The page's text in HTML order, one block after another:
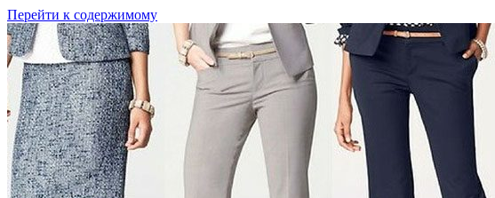
Перейти к содержимому